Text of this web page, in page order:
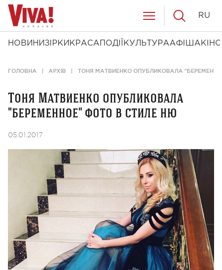
НОВИНИ ЗІРКИ КРАСА ПОДІЇ КУЛЬТУРААФІША КІНО
RU
ГОЛОВНА АРХІВ ТОНЯ МАТВИЕНКО ОПУБЛИКОВАЛА
Тоня Матвиенко опубликовала
"беременное" фото в стиле ню
05.01.2017